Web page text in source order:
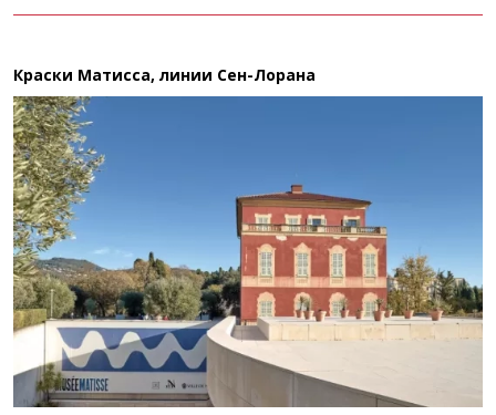
Краски Матисса, линии Сен-Лорана